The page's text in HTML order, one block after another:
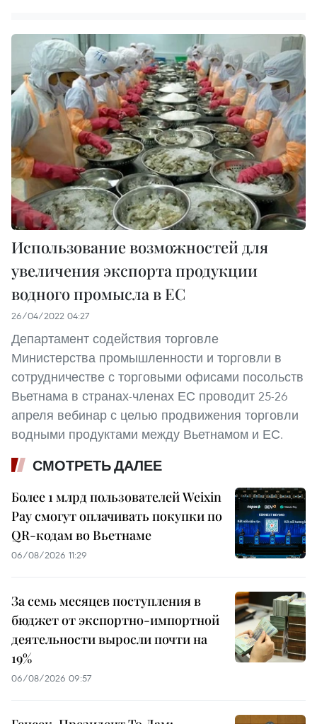
Использование возможностей для
увеличения экспорта продукции
водного промысла в ЕС
26/04/2022 04:27
Департамент содействия торговле
Министерства промышленности и торговли в
сотрудничестве с торговыми офисами посольств
Вьетнама в странах-членах ЕС проводит 25-26
апреля вебинар с целью продвижения торговли
водными продуктами между Вьетнамом и ЕС.
СМОТРЕТЬ ДАЛЕЕ
Более 1 млрд пользователей Weixin
Pay смогут оплачивать покупки по
QR-кодам во Вьетнаме
06/08/2026 11:29
За семь месяцев поступления в
бюджет от экспортно-импортной
деятельности выросли почти на
19%
06/08/2026 09:57